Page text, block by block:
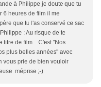
à Philippe je doute que tu
6 heures de film il me
que tu l'as conservé ce sac
: Au risque de te
titre de film... C'est "Nos
plus belles années" avec
vous prie de bien vouloir
méprise ;-)